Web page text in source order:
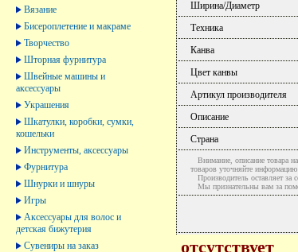
Вязание
Бисероплетение и макраме
Творчество
Шторная фурнитура
Швейные машины и
аксессуары
Украшения
Шкатулки, коробки, сумки,
кошельки
Инструменты, аксессуары
Фурнитура
Шнурки и шнуры
Игры
Аксессуары для волос и
детская бижутерия
Сувениры на заказ
Ширина/Диаметр
Техника
Канва
Цвет канвы
Артикул производителя
Описание
Страна
Внимание, описание товара
товаров уточняйте
Производитель оставляет за
Мы признательны вам за
отсутствует